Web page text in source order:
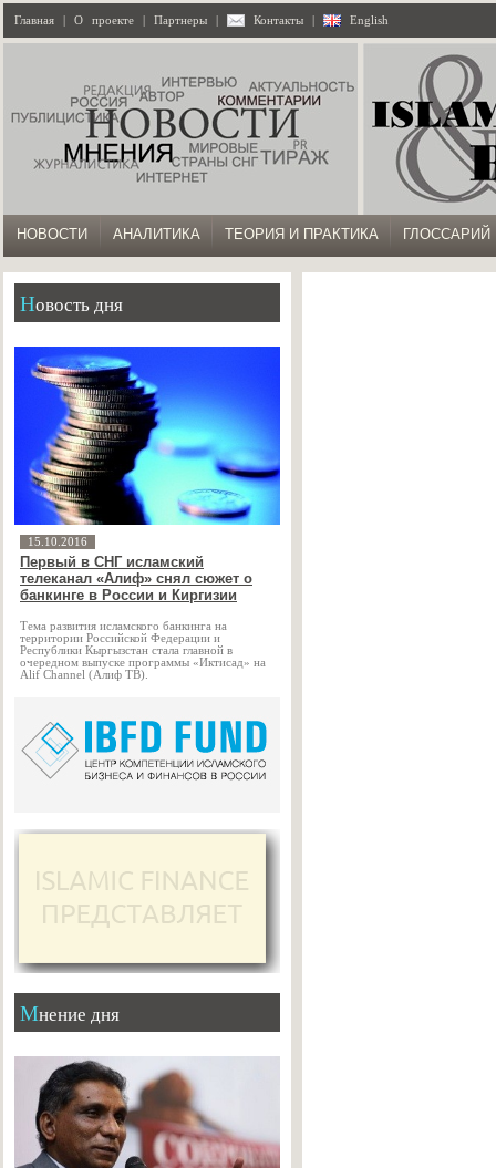
Главная О проекте Партнеры Контакты English
НОВОСТИ АНАЛИТИКА ТЕОРИЯ И ПРАКТИКА ГЛОССАРИЙ
Новость дня
15.10.2016
Первый в СНГ исламский
телеканал «Алиф» снял сюжет о
банкинге в России и Киргизии
Тема развития исламского банкинга на
территории Российской Федерации и
Республики Кыргызстан стала главной в
очередном выпуске программы «Иктисад» на
Alif Channel (Алиф ТВ).
Мнение дня